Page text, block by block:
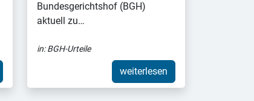
Bundesgerichtshof (BGH)
aktuell zu…
in:BGH-Urteile
weiterlesen